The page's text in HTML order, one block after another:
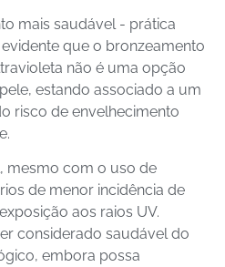
que o bronzeamento
não é uma opção
estando associado a um
risco de envelhecimento
mesmo com o uso de
de menor incidência de
aos raios UV.
considerado saudável do
embora possa